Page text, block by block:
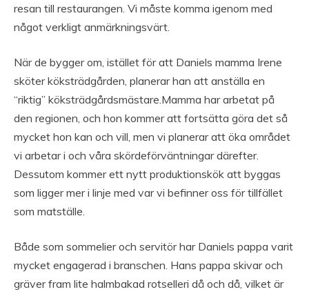
resan till restaurangen. Vi måste komma igenom med
något verkligt anmärkningsvärt.
När de bygger om, istället för att Daniels mamma Irene
sköter köksträdgården, planerar han att anställa en
“riktig” köksträdgårdsmästare.Mamma har arbetat på
den regionen, och hon kommer att fortsätta göra det så
mycket hon kan och vill, men vi planerar att öka området
vi arbetar i och våra skördeförväntningar därefter.
Dessutom kommer ett nytt produktionskök att byggas
som ligger mer i linje med var vi befinner oss för tillfället
som matställe.
Både som sommelier och servitör har Daniels pappa varit
mycket engagerad i branschen. Hans pappa skivar och
gräver fram lite halmbakad rotselleri då och då, vilket är